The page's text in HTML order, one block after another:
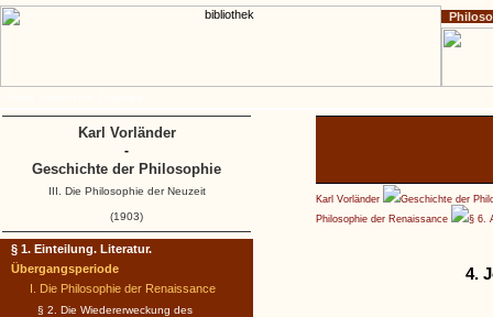
Karl Vorländer
Geschichte der
Philosophie der Renaissance
§ 6.
4.
§ 1. Einteilung. Literatur.
Übergangsperiode
I. Die Philosophie der Renaissance
§ 2. Die Wiedererweckung des
Karl Vorländer
-
Geschichte der Philosophie
III. Die Philosophie der Neuzeit
(1903)